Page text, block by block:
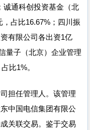
诚通科创投资基金（北
占比16.67%；四川振
有限公司各出资1亿
量子（北京）企业管理
比1%。
担任管理人。该管理
中国电信集团有限公
关联交易。鉴于交易